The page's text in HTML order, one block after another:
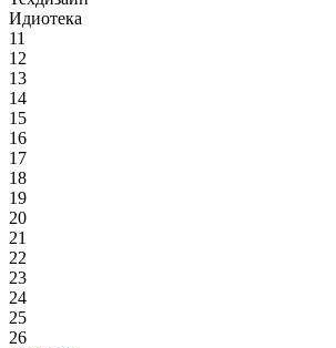
Идиотека
11
12
13
14
15
16
17
18
19
20
21
22
23
24
25
26